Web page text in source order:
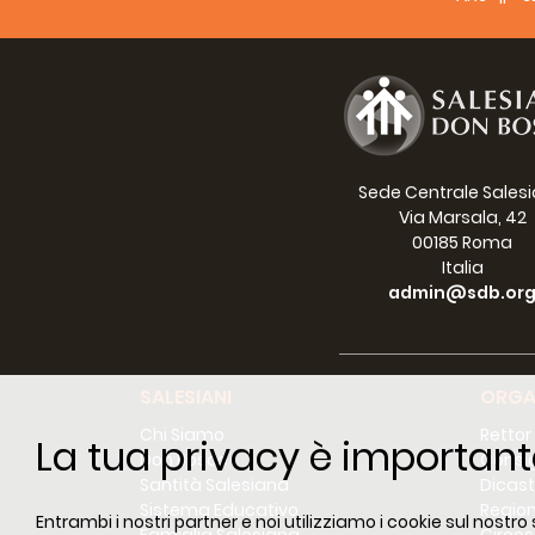
La tua privacy è
Entrambi i nostri partner e noi utilizziamo i cookie sul
Vi
Felice
Sede Centrale
Via Marsala, 42
00185 Roma
Italia
admin@sdb.org
Chi Siamo
Don Bosco
Santità Salesiana
Sistema Educativo
Regioni